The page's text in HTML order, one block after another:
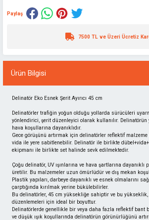
Paylaş
7500 TL ve Üzeri Ücretiz
Ürün Bilgisi
Delinatör Eko Esnek Şerit Ayırıcı 45 cm
Delinatörler trafiğin yoğun olduğu yollarda sürücüleri
yönlendirici, şerit düzenleyici olarak kullanılır. Delinatörün
hava koşullarına dayanıklıdır.
Gece görüşünü artırmak için delinatörler reflektif malzeme
vida ile yere sabitlenebilir. Delinatör ile birlikte
ekipmanı ile birlikte set halinde sevk edilmektedir.
Çoğu delinatör, UV ışınlarına ve hava şartlarına
üretilir. Bu malzemeler uzun ömürlüdür ve dış mekan
Plastik yapıları, darbeye dayanıklı ve esnek olmalarını
çarptığında kırılmak yerine bükülebilirler.
Bu delinatörler, 45 cm yüksekliğe sahiptir ve bu
düzenlemeleri için ideal bir boyuttur.
Delinatörlerde genellikle bir veya daha fazla reflektif bant
ve düşük ışık koşullarında delinatörün görünürlüğünü